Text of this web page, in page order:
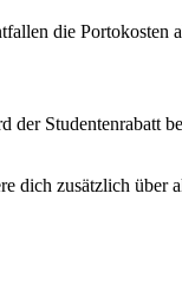
die Portokosten
Studentenrabatt
dich zusätzlich über